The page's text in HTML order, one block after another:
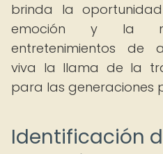
brinda la
emoción y la
entretenimientos de
viva la llama de la
para las generaciones
Identificación